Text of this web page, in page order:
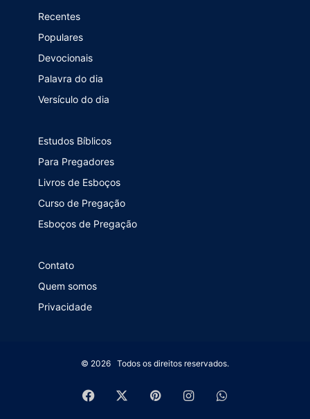
Recentes
Populares
Devocionais
Palavra do dia
Versículo do dia
Estudos Bíblicos
Para Pregadores
Livros de Esboços
Curso de Pregação
Esboços de Pregação
Contato
Quem somos
Privacidade
© 2026 Todos os direitos reservados.
Facebook PinterestInstagramWhatsApp